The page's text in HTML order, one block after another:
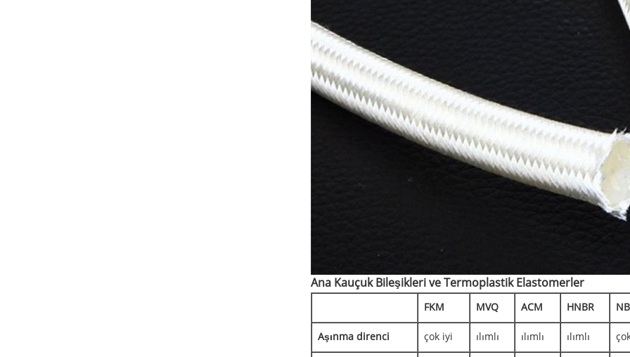
Ana Kauçuk Bileşikleri ve Termoplastik Elastomerler
FKM MVQ ACM HNBR
Aşınma direnci çok iyi ılımlı ılımlı ılımlı